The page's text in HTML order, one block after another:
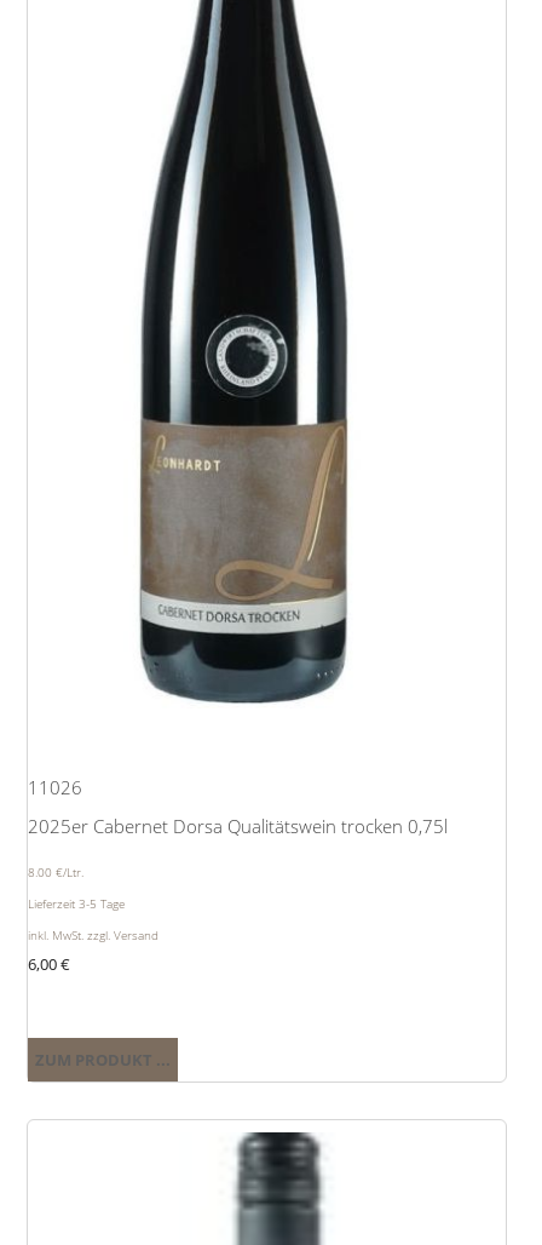
11026
2025er Cabernet Dorsa Qualitätswein trocken 0,75l
8.00 €/Ltr.
Lieferzeit 3-5 Tage
inkl. MwSt. zzgl. Versand
6,00€
ZUM PRODUKT ...